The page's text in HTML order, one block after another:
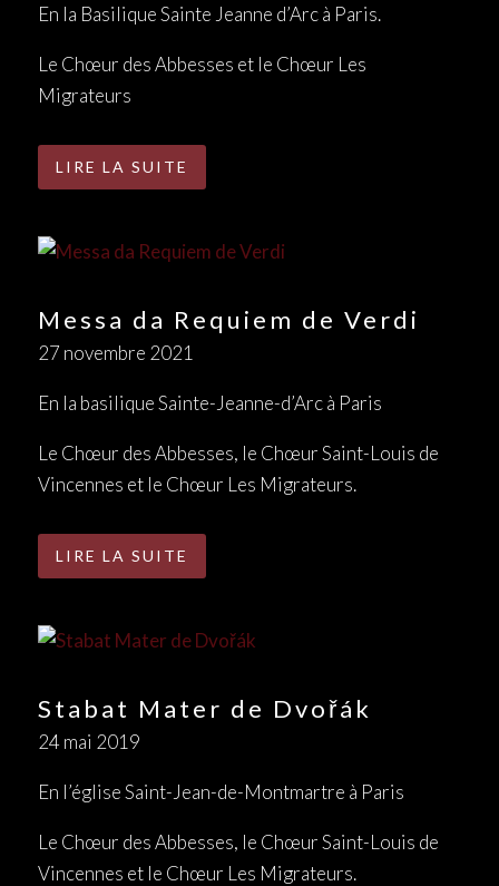
En la Basilique Sainte Jeanne d’Arc à Paris.
Le Chœur des Abbesses et le Chœur Les
Migrateurs
LIRE LA SUITE
Messa da Requiem de Verdi
27 novembre 2021
En la basilique Sainte-Jeanne-d’Arc à Paris
Le Chœur des Abbesses, le Chœur Saint-Louis de
Vincennes et le Chœur Les Migrateurs.
LIRE LA SUITE
Stabat Mater de Dvořák
24 mai 2019
En l’église Saint-Jean-de-Montmartre à Paris
Le Chœur des Abbesses, le Chœur Saint-Louis de
Vincennes et le Chœur Les Migrateurs.